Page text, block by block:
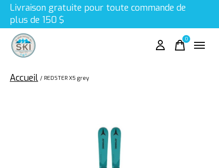
Livraison gratuite pour toute commande de
plus de 150 $
0items
Accueil / REDSTER X5 grey